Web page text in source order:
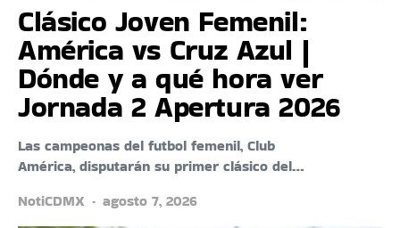
Clásico Joven Femenil:
América vs Cruz Azul |
Dónde y a qué hora ver
Jornada 2 Apertura 2026
Las campeonas del futbol femenil, Club
América, disputarán su primer clásico del…
NotiCDMX
agosto 7, 2026